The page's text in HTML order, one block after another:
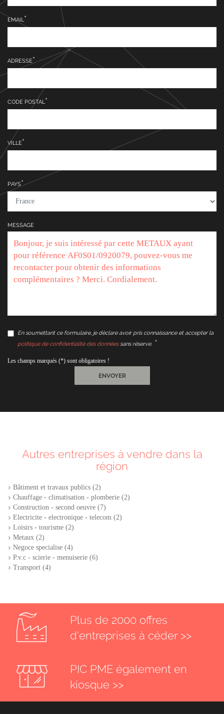
EMAIL
ADRESSE
CODE POSTAL
VILLE
PAYS
MESSAGE
En soumettant ce formulaire, je déclare avoir pris connaissance et accepter la
politique de confidentialité des donnéessans réserve.
Les champs marqués (*) sont obligatoires !
ENVOYER
Autres entreprises à vendre dans la
région
Bâtiment et travaux publics (2)
Chauffage - climatisation - plomberie (2)
Construction - second oeuvre (7)
Electricite - electronique - telecom (2)
Loisirs - tourisme (2)
Metaux (2)
Negoce specialise (4)
P.v.c - scierie - menuiserie (6)
Transport (4)
Plus de 2000 offres
d'entreprises à céder >>
PIC PME également en
kiosque >>